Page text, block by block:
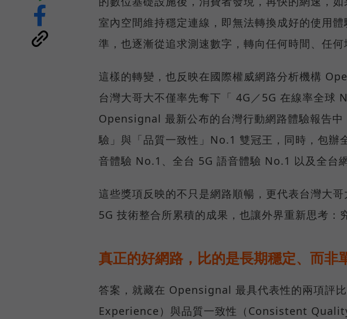
室內空間維持穩定連線，即無法轉換成好的使用
準，也逐漸從追求測速數字，轉向任何時間、任何
這樣的轉變，也反映在國際權威網路分析機構
台灣大哥大不僅率先奪下「 4G／5G 在線率全球
Opensignal 最新公布的台灣行動網路體驗報告中
驗」與「品質一致性」No.1 雙冠王，同時，包辦
音體驗 No.1、全台 5G 語音體驗 No.1 以及全台
這些獎項反映的不只是網路順暢，更代表台灣大
5G 技術整合所累積的成果，也讓外界重新思考：
真正的好網路，比的是長期穩定、而非
答案，就藏在 Opensignal 最具代表性的兩項評
Experience）與品質一致性（Consistent Quality